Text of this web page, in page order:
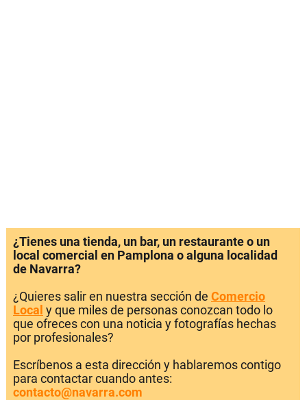
¿Tienes una tienda, un bar, un restaurante o un
local comercial en Pamplona o alguna localidad
de Navarra?
¿Quieres salir en nuestra sección de Comercio
Local y que miles de personas conozcan todo lo
que ofreces con una noticia y fotografías hechas
por profesionales?
Escríbenos a esta dirección y hablaremos contigo
para contactar cuando antes:
contacto@navarra.com